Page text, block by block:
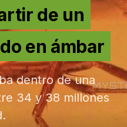
de un
en ámbar
dentro de una
34 y 38 millones